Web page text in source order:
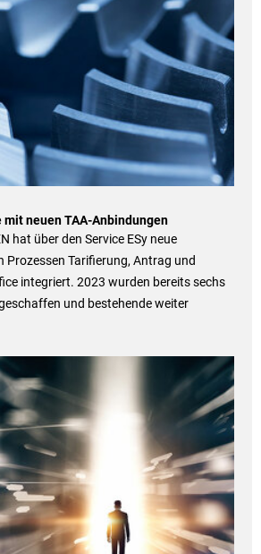
neuen TAA-Anbindungen
hat über den Service ESy neue
Prozessen Tarifierung, Antrag und
integriert. 2023 wurden bereits sechs
und bestehende weiter